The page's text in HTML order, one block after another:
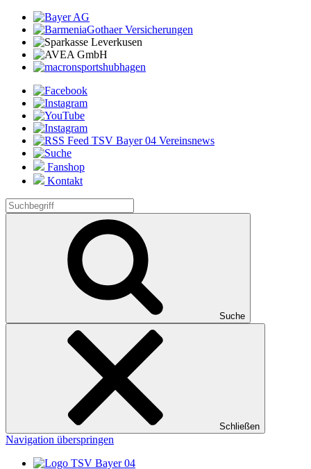
Fanshop
Kontakt
Suche
Schließen
Navigation überspringen